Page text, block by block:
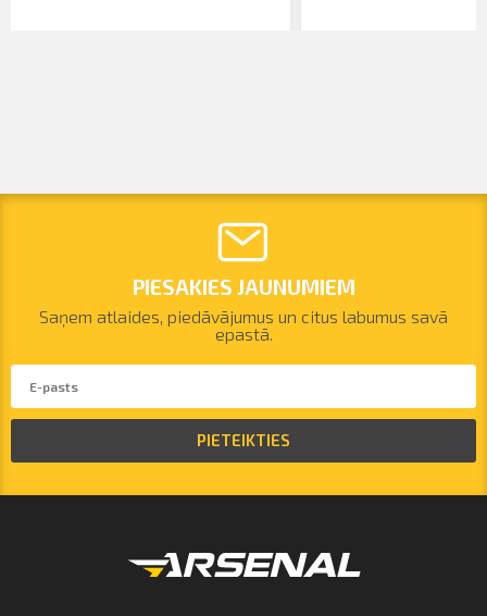
PIESAKIES JAUNUMIEM
Saņem atlaides, piedāvājumus un citus labumus savā
epastā.
PIETEIKTIES